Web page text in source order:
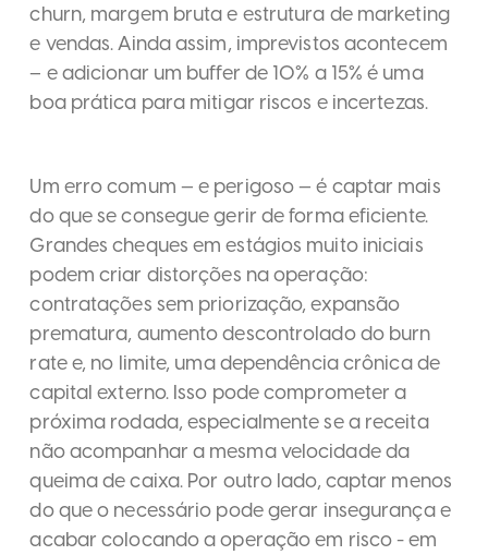
churn, margem bruta e estrutura de marketing
e vendas. Ainda assim, imprevistos acontecem
– e adicionar um buffer de 10% a 15% é uma
boa prática para mitigar riscos e incertezas.
Um erro comum — e perigoso — é captar mais
do que se consegue gerir de forma eficiente.
Grandes cheques em estágios muito iniciais
podem criar distorções na operação:
contratações sem priorização, expansão
prematura, aumento descontrolado do burn
rate e, no limite, uma dependência crônica de
capital externo. Isso pode comprometer a
próxima rodada, especialmente se a receita
não acompanhar a mesma velocidade da
queima de caixa. Por outro lado, captar menos
do que o necessário pode gerar insegurança e
acabar colocando a operação em risco - em